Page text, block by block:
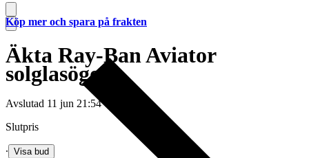
Äkta Ray-Ban Aviator
solglasögon
Avslutad 11 jun 21:54
Slutpris
∙ Visa bud
Köp mer och spara på frakten